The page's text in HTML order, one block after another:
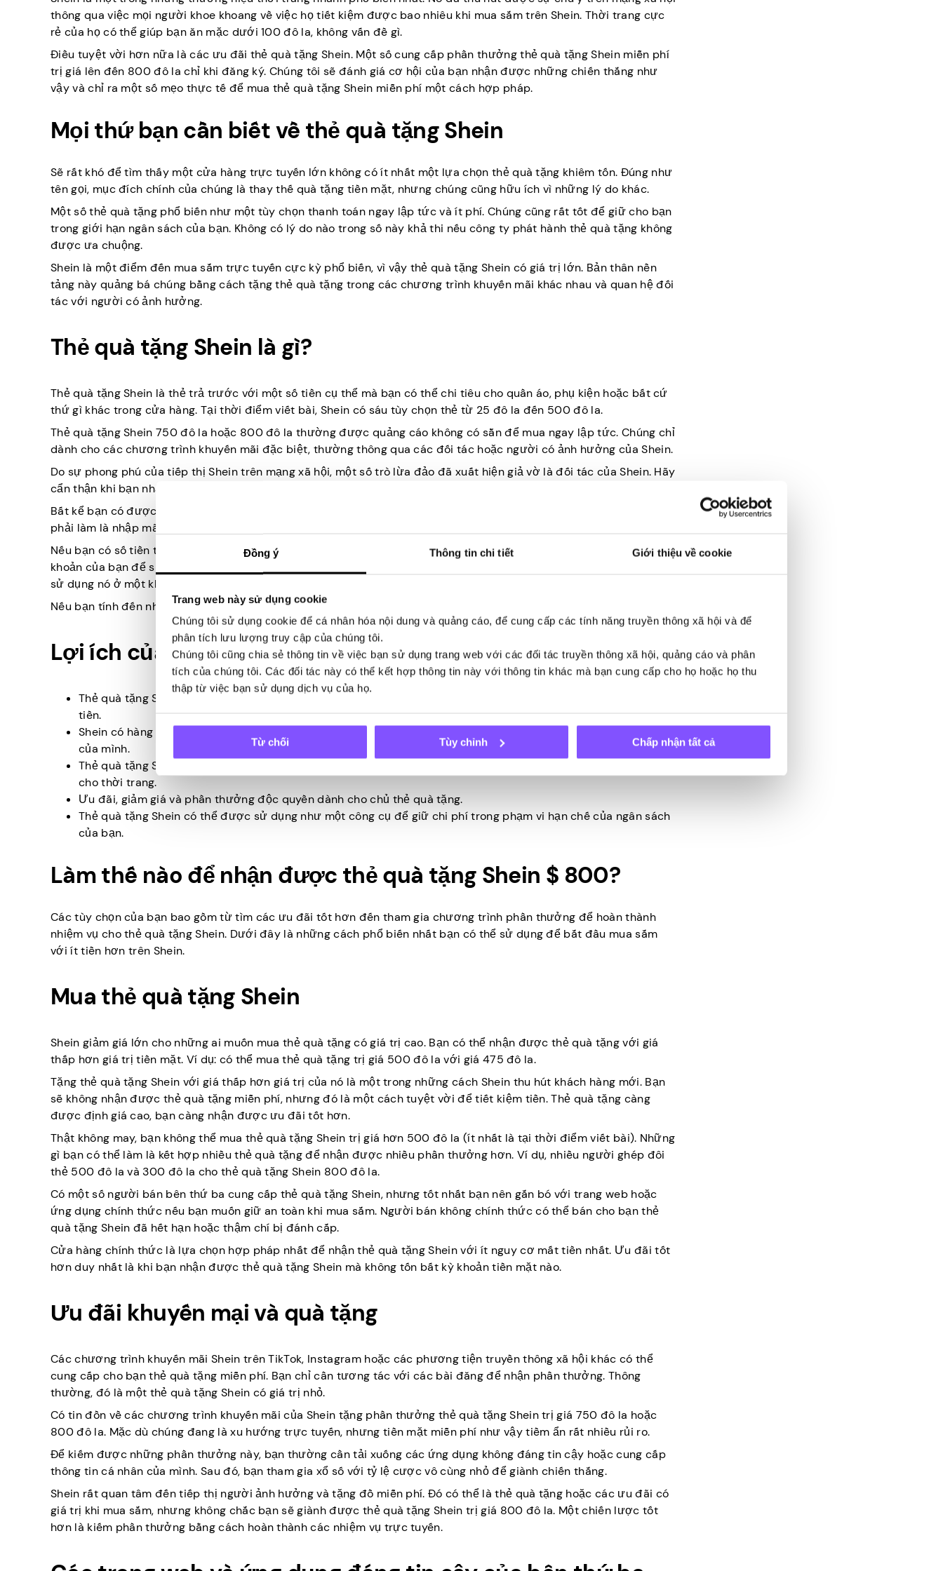
Đồng ý Thông tin chi tiết Giới thiệu về cookie
Trang web này sử dụng cookie
Chúng tôi sử dụng cookie để cá nhân hóa nội dung và quảng cáo, để cung cấp các tính năng truyền thông xã hội và để
phân tích lưu lượng truy cập của chúng tôi.
Chúng tôi cũng chia sẻ thông tin về việc bạn sử dụng trang web với các đối tác truyền thông xã hội, quảng cáo và phân
tích của chúng tôi. Các đối tác này có thể kết hợp thông tin này với thông tin khác mà bạn cung cấp cho họ hoặc họ thu
thập từ việc bạn sử dụng dịch vụ của họ.
Từ chối Tùy chỉnh Chấp nhận tất cả
thông qua việc mọi người khoe khoang về việc họ tiết kiệm được bao nhiêu khi mua sắm trên Shein. Thời trang cực
rẻ của họ có thể giúp bạn ăn mặc dưới 100 đô la, không vấn đề gì.
Điều tuyệt vời hơn nữa là các ưu đãi thẻ quà tặng Shein. Một số cung cấp phần thưởng thẻ quà tặng Shein miễn phí
trị giá lên đến 800 đô la chỉ khi đăng ký. Chúng tôi sẽ đánh giá cơ hội của bạn nhận được những chiến thắng như
vậy và chỉ ra một số mẹo thực tế để mua thẻ quà tặng Shein miễn phí một cách hợp pháp.
Mọi thứ bạn cần biết về thẻ quà tặng Shein
Sẽ rất khó để tìm thấy một cửa hàng trực tuyến lớn không có ít nhất một lựa chọn thẻ quà tặng khiêm tốn. Đúng như
tên gọi, mục đích chính của chúng là thay thế quà tặng tiền mặt, nhưng chúng cũng hữu ích vì những lý do khác.
Một số thẻ quà tặng phổ biến như một tùy chọn thanh toán ngay lập tức và ít phí. Chúng cũng rất tốt để giữ cho bạn
trong giới hạn ngân sách của bạn. Không có lý do nào trong số này khả thi nếu công ty phát hành thẻ quà tặng không
được ưa chuộng.
Shein là một điểm đến mua sắm trực tuyến cực kỳ phổ biến, vì vậy thẻ quà tặng Shein có giá trị lớn. Bản thân nền
tảng này quảng bá chúng bằng cách tặng thẻ quà tặng trong các chương trình khuyến mãi khác nhau và quan hệ đối
tác với người có ảnh hưởng.
Thẻ quà tặng Shein là gì?
Thẻ quà tặng Shein là thẻ trả trước với một số tiền cụ thể mà bạn có thể chi tiêu cho quần áo, phụ kiện hoặc bất cứ
thứ gì khác trong cửa hàng. Tại thời điểm viết bài, Shein có sáu tùy chọn thẻ từ 25 đô la đến 500 đô la.
Thẻ quà tặng Shein 750 đô la hoặc 800 đô la thường được quảng cáo không có sẵn để mua ngay lập tức. Chúng chỉ
dành cho các chương trình khuyến mãi đặc biệt, thường thông qua các đối tác hoặc người có ảnh hưởng của Shein.
Do sự phong phú của tiếp thị Shein trên mạng xã hội, một số trò lừa đảo đã xuất hiện giả vờ là đối tác của Shein. Hãy
cẩn thận khi bạn nhập thông tin cá nhân hoặc thanh toán.
Bất kể bạn có được thẻ quà tặng giá trị nào, việc sử dụng chúng cũng dễ dàng như mua sắm. Tất cả những gì bạn
phải làm là nhập mã và tùy thuộc vào số tiền, các giao dịch mua của bạn sẽ được bảo hiểm toàn bộ hoặc một phần.
Nếu bạn có số tiền thẻ quà tặng Shein lớn hơn các giao dịch mua của mình, số tiền đó sẽ được thêm vào số dư tài
khoản của bạn để sử dụng sau này. Chỉ cần đảm bảo rằng bạn không vượt quá ngày hết hạn của thẻ quà tặng hoặc
sử dụng nó ở một khu vực mà nó không dành cho nó.
Nếu bạn tính đến những ngoại lệ này khi mua thẻ quà tặng Shein, lợi ích của chúng sẽ trở nên dễ tiếp cận hơn.
Lợi ích của thẻ quà tặng Shein
Thẻ quà tặng Shein không liên quan đến bất kỳ khoản phí bổ sung nào, vì vậy việc chuyển chúng có thể rẻ hơn
tiền.
Shein có hàng trăm nghìn mặt hàng được bán. Bạn chắc chắn sẽ tìm thấy thứ gì đó để chi tiêu thẻ quà tặng
của mình.
Thẻ quà tặng Shein không chỉ là một cách để tránh tặng tiền. Đó là một khuyến nghị tuyệt vời để tiết kiệm tiền
cho thời trang.
Ưu đãi, giảm giá và phần thưởng độc quyền dành cho chủ thẻ quà tặng.
Thẻ quà tặng Shein có thể được sử dụng như một công cụ để giữ chi phí trong phạm vi hạn chế của ngân sách
của bạn.
Làm thế nào để nhận được thẻ quà tặng Shein $ 800?
Các tùy chọn của bạn bao gồm từ tìm các ưu đãi tốt hơn đến tham gia chương trình phần thưởng để hoàn thành
nhiệm vụ cho thẻ quà tặng Shein. Dưới đây là những cách phổ biến nhất bạn có thể sử dụng để bắt đầu mua sắm
với ít tiền hơn trên Shein.
Mua thẻ quà tặng Shein
Shein giảm giá lớn cho những ai muốn mua thẻ quà tặng có giá trị cao. Bạn có thể nhận được thẻ quà tặng với giá
thấp hơn giá trị tiền mặt. Ví dụ: có thể mua thẻ quà tặng trị giá 500 đô la với giá 475 đô la.
Tặng thẻ quà tặng Shein với giá thấp hơn giá trị của nó là một trong những cách Shein thu hút khách hàng mới. Bạn
sẽ không nhận được thẻ quà tặng miễn phí, nhưng đó là một cách tuyệt vời để tiết kiệm tiền. Thẻ quà tặng càng
được định giá cao, bạn càng nhận được ưu đãi tốt hơn.
Thật không may, bạn không thể mua thẻ quà tặng Shein trị giá hơn 500 đô la (ít nhất là tại thời điểm viết bài). Những
gì bạn có thể làm là kết hợp nhiều thẻ quà tặng để nhận được nhiều phần thưởng hơn. Ví dụ, nhiều người ghép đôi
thẻ 500 đô la và 300 đô la cho thẻ quà tặng Shein 800 đô la.
Có một số người bán bên thứ ba cung cấp thẻ quà tặng Shein, nhưng tốt nhất bạn nên gắn bó với trang web hoặc
ứng dụng chính thức nếu bạn muốn giữ an toàn khi mua sắm. Người bán không chính thức có thể bán cho bạn thẻ
quà tặng Shein đã hết hạn hoặc thậm chí bị đánh cắp.
Cửa hàng chính thức là lựa chọn hợp pháp nhất để nhận thẻ quà tặng Shein với ít nguy cơ mất tiền nhất. Ưu đãi tốt
hơn duy nhất là khi bạn nhận được thẻ quà tặng Shein mà không tốn bất kỳ khoản tiền mặt nào.
Ưu đãi khuyến mại và quà tặng
Các chương trình khuyến mãi Shein trên TikTok, Instagram hoặc các phương tiện truyền thông xã hội khác có thể
cung cấp cho bạn thẻ quà tặng miễn phí. Bạn chỉ cần tương tác với các bài đăng để nhận phần thưởng. Thông
thường, đó là một thẻ quà tặng Shein có giá trị nhỏ.
Có tin đồn về các chương trình khuyến mãi của Shein tặng phần thưởng thẻ quà tặng Shein trị giá 750 đô la hoặc
800 đô la. Mặc dù chúng đang là xu hướng trực tuyến, nhưng tiền mặt miễn phí như vậy tiềm ẩn rất nhiều rủi ro.
Để kiếm được những phần thưởng này, bạn thường cần tải xuống các ứng dụng không đáng tin cậy hoặc cung cấp
thông tin cá nhân của mình. Sau đó, bạn tham gia xổ số với tỷ lệ cược vô cùng nhỏ để giành chiến thắng.
Shein rất quan tâm đến tiếp thị người ảnh hưởng và tặng đồ miễn phí. Đó có thể là thẻ quà tặng hoặc các ưu đãi có
giá trị khi mua sắm, nhưng không chắc bạn sẽ giành được thẻ quà tặng Shein trị giá 800 đô la. Một chiến lược tốt
hơn là kiếm phần thưởng bằng cách hoàn thành các nhiệm vụ trực tuyến.